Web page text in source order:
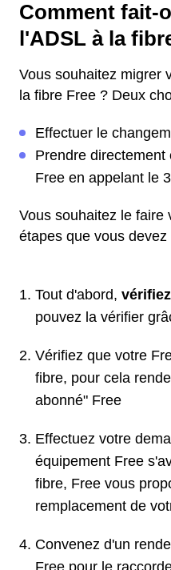
Comment fait-
l'ADSL à la
Vous souhaitez migrer
la fibre Free ? Deux
Effectuer le
Prendre
Free en appelant le
Vous souhaitez le faire
étapes que vous devez
Tout d'abord,
pouvez la vérifier
Vérifiez que votre
fibre, pour cela
abonné" Free
Effectuez votre
équipement Free
fibre, Free vous
remplacement de
Convenez d'un
Free pour le